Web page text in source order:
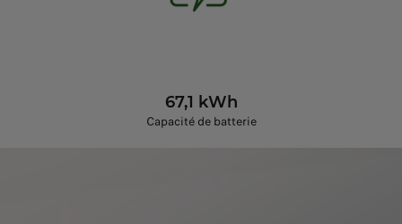
67,1 kWh
Capacité de batterie